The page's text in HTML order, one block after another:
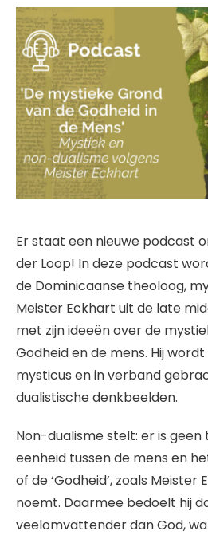
Er staat een nieuwe podcast
der Loop! In deze podcast
de Dominicaanse theoloog,
Meister Eckhart uit de late
met zijn ideeën over de
Godheid en de mens. Hij
mysticus en in verband
dualistische denkbeelden.
Non-dualisme stelt: er is geen
eenheid tussen de mens en
of de ‘Godheid’, zoals
noemt. Daarmee bedoelt hij
veelomvattender dan God,